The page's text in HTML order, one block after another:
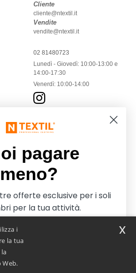
Cliente
cliente@ntextil.it
Vendite
vendite@ntextil.it
02 81480723
Lunedì - Giovedì: 10:00-13:00 e
14:00-17:30
Venerdì: 10:00-14:00
i
la tua
Web.
x
pagare
meno?
offerte esclusive per i soli
per la tua attività.